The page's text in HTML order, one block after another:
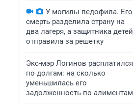
У могилы педофила. Его
смерть разделила страну на
два лагеря, а защитника детей
отправила за решетку
Экс-мэр Логинов расплатился
по долгам: на сколько
уменьшилась его
задолженность по алиментам